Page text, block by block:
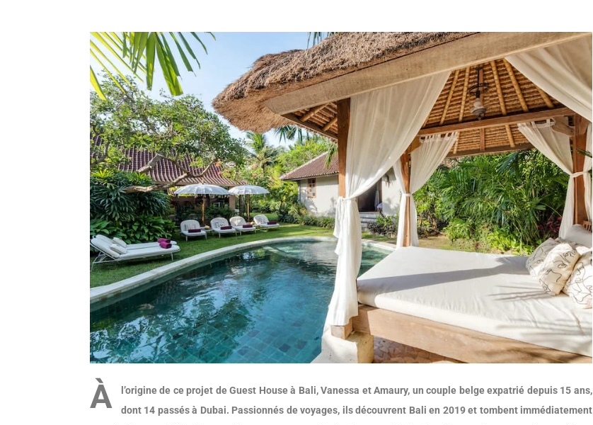
À
l’origine de ce projet de Guest House à Bali, Vanessa et Amaury, un couple belge expatrié depuis 15 ans,
dont 14 passés à Dubai. Passionnés de voyages, ils découvrent Bali en 2019 et tombent immédiatement